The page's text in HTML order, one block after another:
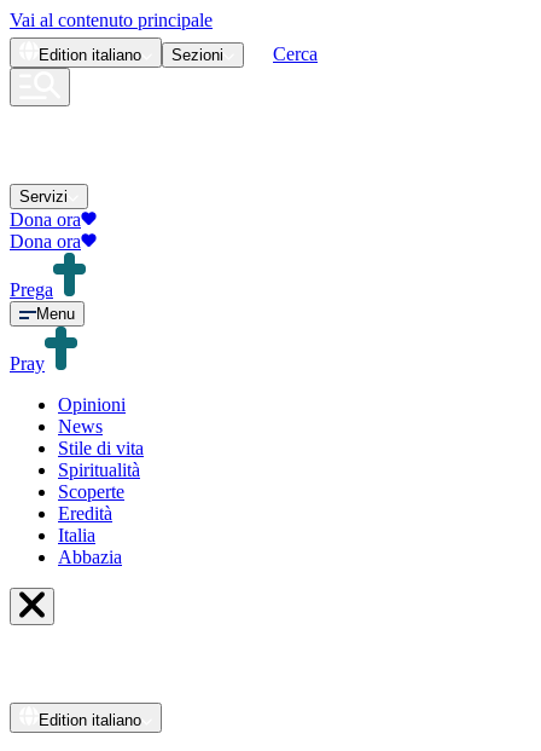
Vai al contenuto principale
Edition italiano Sezioni Cerca
Servizi
Dona ora
Dona ora
Prega
Menu
Pray
Opinioni
News
Stile di vita
Spiritualità
Scoperte
Eredità
Italia
Abbazia
Edition italiano